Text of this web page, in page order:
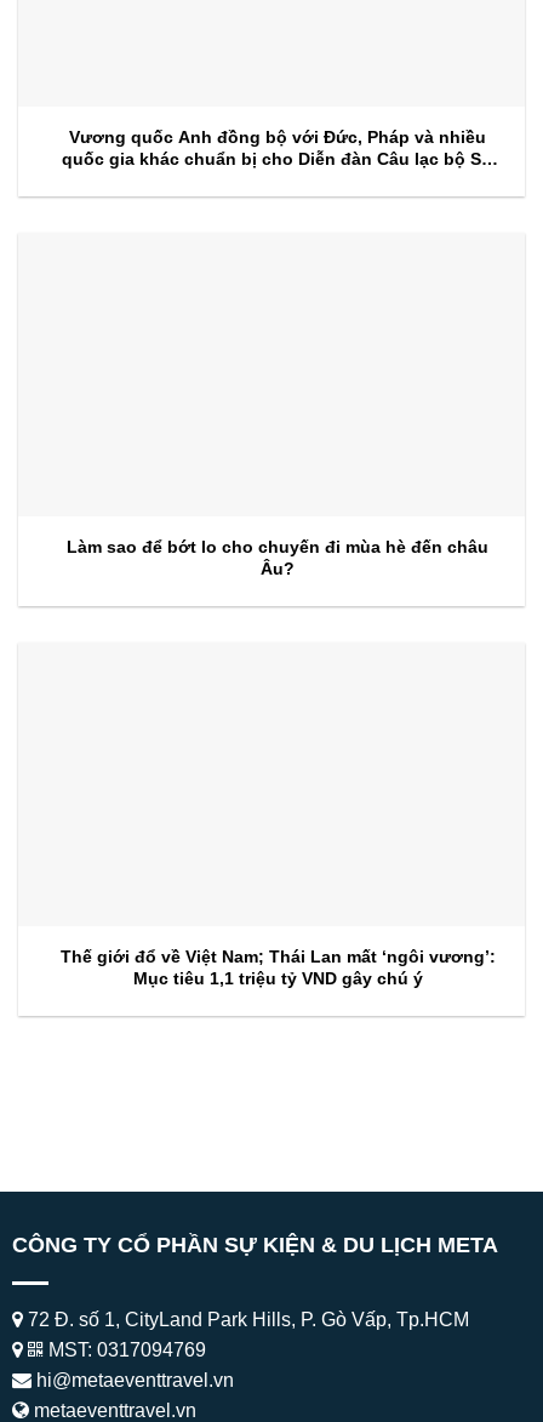
Vương quốc Anh đồng bộ với Đức, Pháp và nhiều
quốc gia khác chuẩn bị cho Diễn đàn Câu lạc bộ Sự
Làm sao để bớt lo cho chuyến đi mùa hè đến châu
Âu?
Thế giới đổ về Việt Nam; Thái Lan mất ‘ngôi vương’:
Mục tiêu 1,1 triệu tỷ VND gây chú ý
CÔNG TY CỔ PHẦN SỰ KIỆN & DU LỊCH META
72 Đ. số 1, CityLand Park Hills, P. Gò Vấp, Tp.HCM
MST: 0317094769
hi@metaeventtravel.vn
metaeventtravel.vn